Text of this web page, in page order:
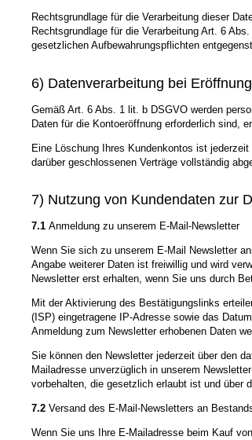
Rechtsgrundlage für die Verarbeitung dieser
Rechtsgrundlage für die Verarbeitung Art. 6
gesetzlichen Aufbewahrungspflichten
6) Datenverarbeitung bei
Gemäß Art. 6 Abs. 1 lit. b DSGVO werden
Daten für die Kontoeröffnung erforderlich sind,
Eine Löschung Ihres Kundenkontos ist
darüber geschlossenen Verträge vollständig
7) Nutzung von Kundendaten zur
7.1 Anmeldung zu unserem E-Mail-Newsletter
Wenn Sie sich zu unserem E-Mail Newsletter
Angabe weiterer Daten ist freiwillig und wird
Newsletter erst erhalten, wenn Sie uns durch
Mit der Aktivierung des Bestätigungslinks
(ISP) eingetragene IP-Adresse sowie das
Anmeldung zum Newsletter erhobenen Daten
Sie können den Newsletter jederzeit über den
Mailadresse unverzüglich in unserem
vorbehalten, die gesetzlich erlaubt ist und über
7.2 Versand des E-Mail-Newsletters an
Wenn Sie uns Ihre E-Mailadresse beim Kauf